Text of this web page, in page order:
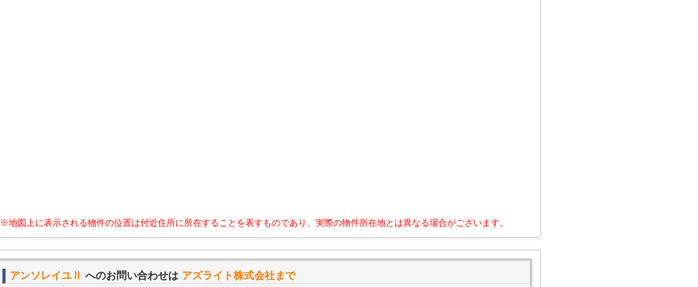
※地図上に表示される物件の位置は付近住所に所在することを表すものであり、実際の物件所在地とは異なる場合がございます。
アンソレイユⅡ へのお問い合わせは アズライト株式会社まで